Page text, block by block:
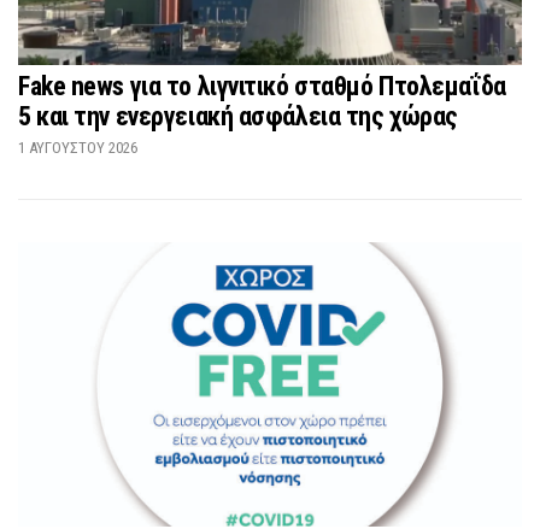
Fake news για το λιγνιτικό σταθμό Πτολεμαΐδα
5 και την ενεργειακή ασφάλεια της χώρας
1 ΑΥΓΟΎΣΤΟΥ 2026